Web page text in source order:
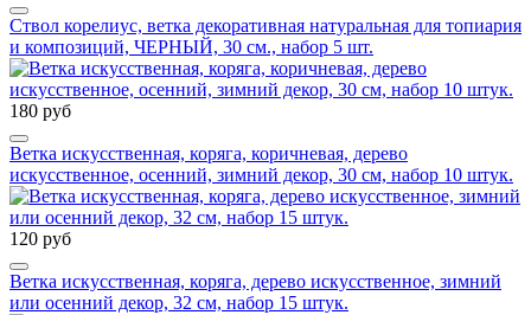
Ствол корелиус, ветка декоративная натуральная для топиария
и композиций, ЧЕРНЫЙ, 30 см., набор 5 шт.
180 руб
Ветка искусственная, коряга, коричневая, дерево
искусственное, осенний, зимний декор, 30 см, набор 10 штук.
120 руб
Ветка искусственная, коряга, дерево искусственное, зимний
или осенний декор, 32 см, набор 15 штук.